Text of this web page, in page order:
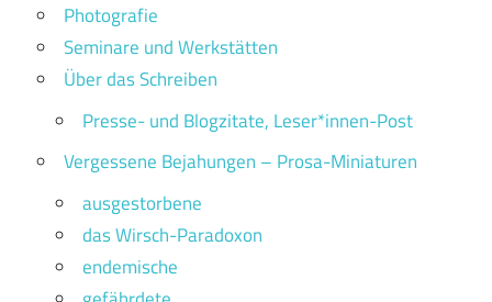
Photografie
Seminare und Werkstätten
Über das Schreiben
Presse- und Blogzitate, Leser*innen-Post
Vergessene Bejahungen – Prosa-Miniaturen
ausgestorbene
das Wirsch-Paradoxon
endemische